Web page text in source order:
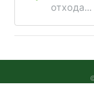
отхода...